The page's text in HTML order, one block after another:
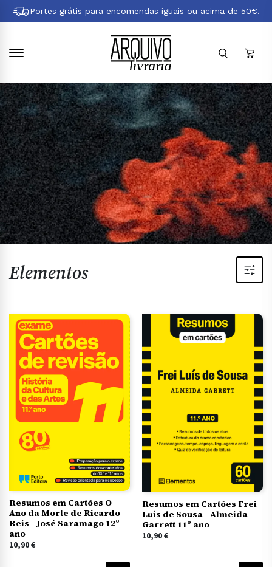
Pular
para
principal
Portes grátis para encomendas iguais ou acima de 50€.
Elementos
Resumos em Cartões O
Ano da Morte de Ricardo
Reis - José Saramago 12º
ano
10,90€
Resumos em Cartões Frei
Luís de Sousa - Almeida
Garrett 11º ano
10,90€